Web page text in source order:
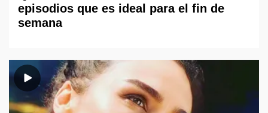
episodios que es ideal para el fin de
semana